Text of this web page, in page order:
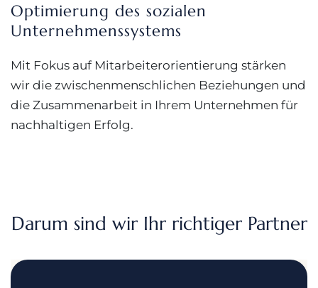
Optimierung des sozialen
Unternehmenssystems
Mit Fokus auf Mitarbeiterorientierung stärken
wir die zwischenmenschlichen Beziehungen und
die Zusammenarbeit in Ihrem Unternehmen für
nachhaltigen Erfolg.
Darum sind wir Ihr richtiger Partner